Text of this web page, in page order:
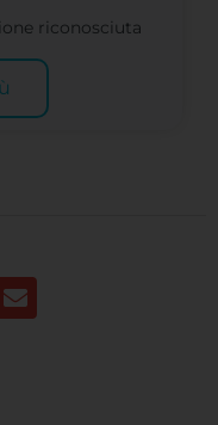
riconosciuta